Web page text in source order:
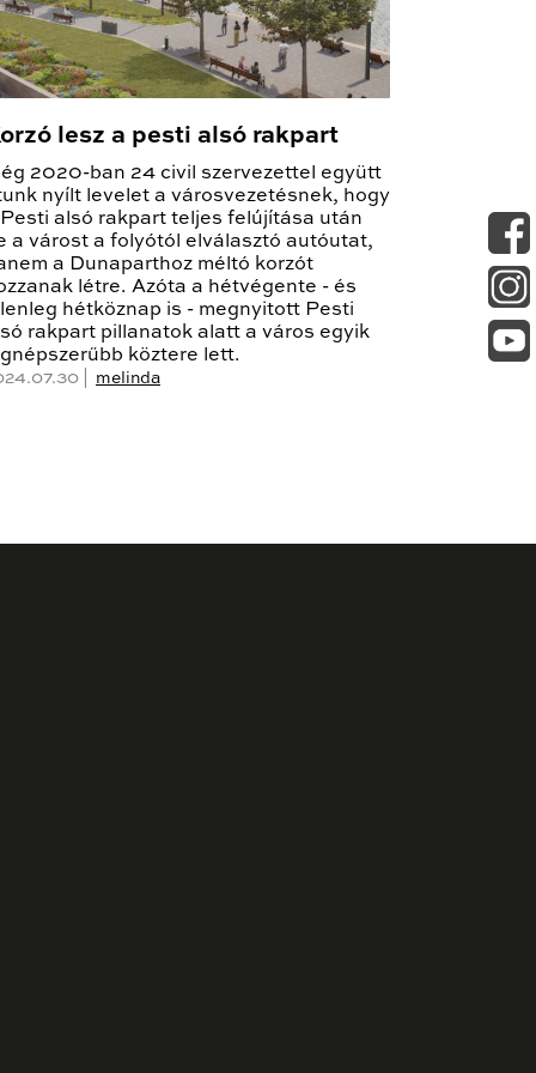
lesz a pesti alsó rakpart
2020-ban 24 civil szervezettel együtt
nyílt levelet a városvezetésnek, hogy
alsó rakpart teljes felújítása után
a várost a folyótól elválasztó autóutat,
a Dunaparthoz méltó korzót
létre. Azóta a hétvégente - és
hétköznap is - megnyitott Pesti
rakpart pillanatok alatt a város egyik
köztere lett.
| melinda